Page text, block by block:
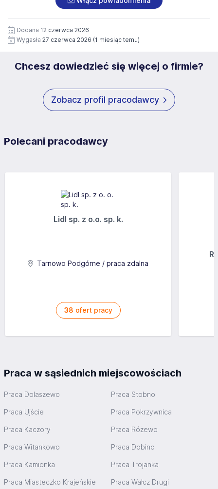
siedziby administratora.
https://www.workprofit.pl/klauzula-informacyjna.html
wizerunku), na potrzeby przyszłych rekrutacji przez okres
12 miesięcy. Zgoda jest dobrowolna i może być w każdym
czasie wycofana.
Dodana 12 czerwca 2026
Wygasła 27 czerwca 2026 (1 miesiąc temu)
Chcesz dowiedzieć się więcej o firmie?
Zobacz profil pracodawcy
Polecani pracodawcy
Lidl sp. z o.o. sp. k.
Tarnowo Podgórne / praca zdalna
38 ofert pracy
Praca w sąsiednich miejscowościach
Praca Dolaszewo Praca Stobno
Praca Ujście Praca Pokrzywnica
Praca Kaczory Praca Różewo
Praca Witankowo Praca Dobino
Praca Kamionka Praca Trojanka
Praca Miasteczko Krajeńskie Praca Wałcz Drugi